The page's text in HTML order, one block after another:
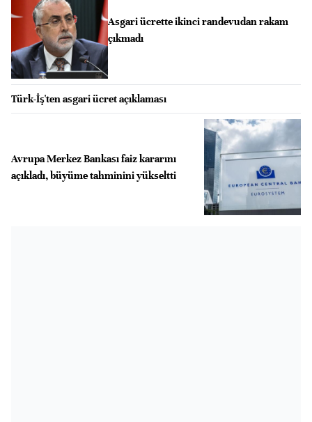
Asgari ücrette ikinci randevudan rakam
çıkmadı
Türk-İş'ten asgari ücret açıklaması
Avrupa Merkez Bankası faiz kararını
açıkladı, büyüme tahminini yükseltti